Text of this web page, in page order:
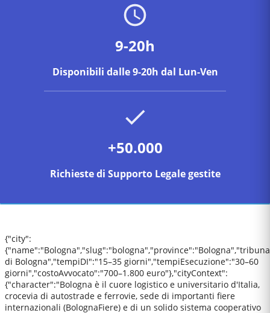
9-20h
Disponibili dalle 9-20h dal Lun-Ven
+50.000
Richieste di Supporto Legale gestite
{"city":
di Bologna","tempiDI":"15–35 giorni","tempiEsecuzione":"30–60
giorni","costoAvvocato":"700–1.800 euro"},"cityContext":
{"character":"Bologna è il cuore logistico e universitario d'Italia,
crocevia di autostrade e ferrovie, sede di importanti fiere
internazionali (BolognaFiere) e di un solido sistema cooperativo